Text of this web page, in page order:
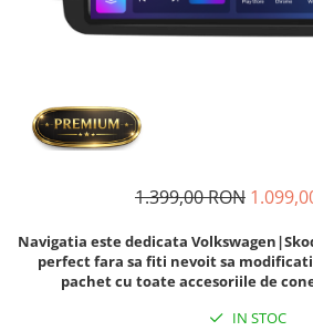
Navigatii Mitsubishi
Navigatii Renault
Navigatii Mazda
Navigatii Honda
Navigatii Jeep
1.399,00 RON
Navigatia este dedicata
perfect fara sa fiti nevoit sa
pachet cu toate accesoriile de
IN STOC